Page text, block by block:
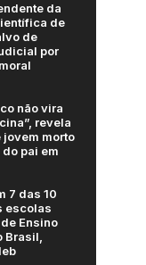
da
de
de
por
não vira
revela
jovem morto
pai em
7 das 10
escolas
Ensino
Brasil,